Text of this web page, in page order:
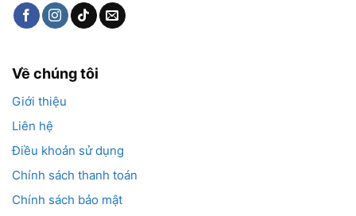
Về chúng tôi
Giới thiệu
Liên hệ
Điều khoản sử dụng
Chính sách thanh toán
Chính sách bảo mật